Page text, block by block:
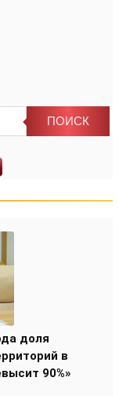
доля
в
90%»